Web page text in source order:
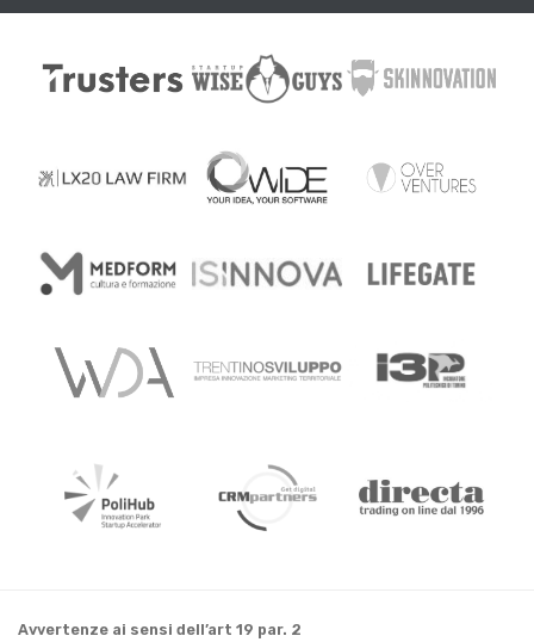
Avvertenze ai sensi dell’art 19 par. 2